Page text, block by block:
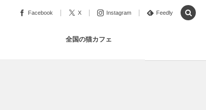
Facebook X Instagram Feedly
全国の猫カフェ